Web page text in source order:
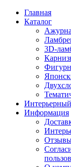
Главная
Каталог
3D-
Информация